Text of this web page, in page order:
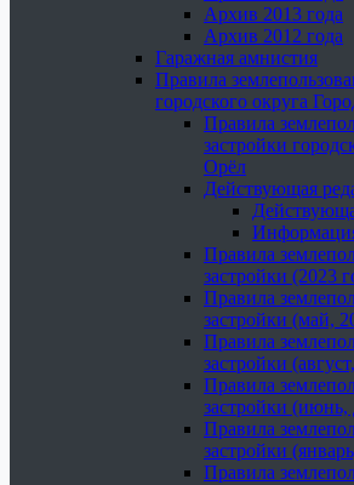
Архив 2013 года
Архив 2012 года
Гаражная амнистия
Правила
городского округа
Правила
застройки
Орёл
Действующая
Правила
застройки (2023
Правила
застройки (май,
Правила
застройки
Правила
застройки (июнь,
Правила
застройки
Правила